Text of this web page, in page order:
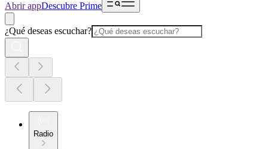
Abrir appDescubre Prime
¿Qué deseas escuchar?
Radio